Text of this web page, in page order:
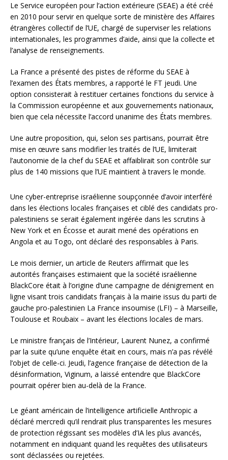
Le Service européen pour l’action extérieure (SEAE) a été créé
en 2010 pour servir en quelque sorte de ministère des Affaires
étrangères collectif de l’UE, chargé de superviser les relations
internationales, les programmes d’aide, ainsi que la collecte et
l’analyse de renseignements.
La France a présenté des pistes de réforme du SEAE à
l’examen des États membres, a rapporté le FT jeudi. Une
option consisterait à restituer certaines fonctions du service à
la Commission européenne et aux gouvernements nationaux,
bien que cela nécessite l’accord unanime des États membres.
Une autre proposition, qui, selon ses partisans, pourrait être
mise en œuvre sans modifier les traités de l’UE, limiterait
l’autonomie de la chef du SEAE et affaiblirait son contrôle sur
plus de 140 missions que l’UE maintient à travers le monde.
Une cyber-entreprise israélienne soupçonnée d’avoir interféré
dans les élections locales françaises et ciblé des candidats pro-
palestiniens se serait également ingérée dans les scrutins à
New York et en Écosse et aurait mené des opérations en
Angola et au Togo, ont déclaré des responsables à Paris.
Le mois dernier, un article de Reuters affirmait que les
autorités françaises estimaient que la société israélienne
BlackCore était à l’origine d’une campagne de dénigrement en
ligne visant trois candidats français à la mairie issus du parti de
gauche pro-palestinien La France insoumise (LFI) – à Marseille,
Toulouse et Roubaix – avant les élections locales de mars.
Le ministre français de l’Intérieur, Laurent Nunez, a confirmé
par la suite qu’une enquête était en cours, mais n’a pas révélé
l’objet de celle-ci. Jeudi, l’agence française de détection de la
désinformation, Viginum, a laissé entendre que BlackCore
pourrait opérer bien au-delà de la France.
Le géant américain de l’intelligence artificielle Anthropic a
déclaré mercredi qu’il rendrait plus transparentes les mesures
de protection régissant ses modèles d’IA les plus avancés,
notamment en indiquant quand les requêtes des utilisateurs
sont déclassées ou rejetées.